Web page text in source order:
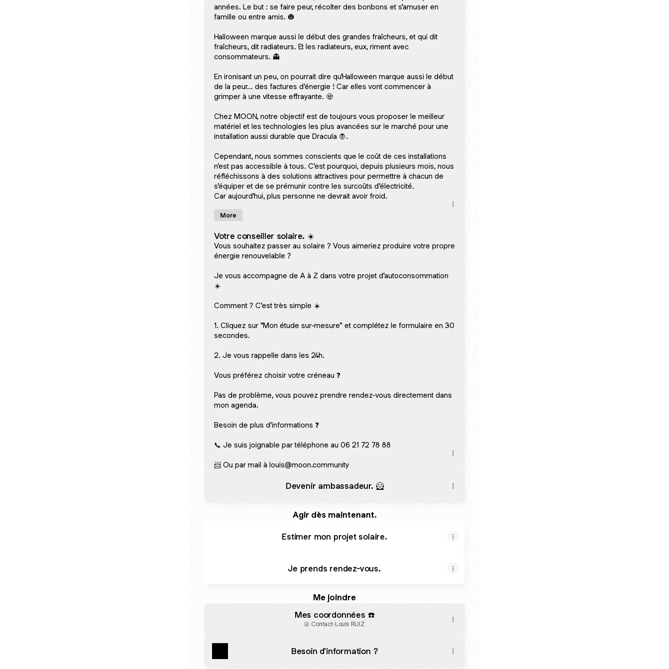
années. Le but : se faire peur, récolter des bonbons et s'amuser en
famille ou entre amis. 🎃
Halloween marque aussi le début des grandes fraîcheurs, et qui dit
fraîcheurs, dit radiateurs. Et les radiateurs, eux, riment avec
consommateurs. 👻
En ironisant un peu, on pourrait dire qu'Halloween marque aussi le début
de la peur... des factures d'énergie ! Car elles vont commencer à
grimper à une vitesse effrayante. 🧟
Chez MOON, notre objectif est de toujours vous proposer le meilleur
matériel et les technologies les plus avancées sur le marché pour une
installation aussi durable que Dracula 🧛.
Cependant, nous sommes conscients que le coût de ces installations
n'est pas accessible à tous. C'est pourquoi, depuis plusieurs mois, nous
réfléchissons à des solutions attractives pour permettre à chacun de
s'équiper et de se prémunir contre les surcoûts d'électricité.
Car aujourd'hui, plus personne ne devrait avoir froid.
More
Votre conseiller solaire. ☀️
Vous souhaitez passer au solaire ? Vous aimeriez produire votre propre
énergie renouvelable ?
Je vous accompagne de A à Z dans votre projet d'autoconsommation
☀️
Comment ? C'est très simple ☀️
1. Cliquez sur "Mon étude sur-mesure" et complétez le formulaire en 30
secondes.
2. Je vous rappelle dans les 24h.
Vous préférez choisir votre créneau ❓
Pas de problème, vous pouvez prendre rendez-vous directement dans
mon agenda.
Besoin de plus d'informations ❓
📞 Je suis joignable par téléphone au 06 21 72 78 88
📨 Ou par mail à louis@moon.community
Contactez moi dès aujourd'hui !Devenir ambassadeur. 🦸
Agir dès maintenant.
Estimer mon projet solaire.
Je prends rendez-vous.
Me joindre
Mes coordonnées ☎️
Contact·Louis RUIZ
Besoin d'information ?